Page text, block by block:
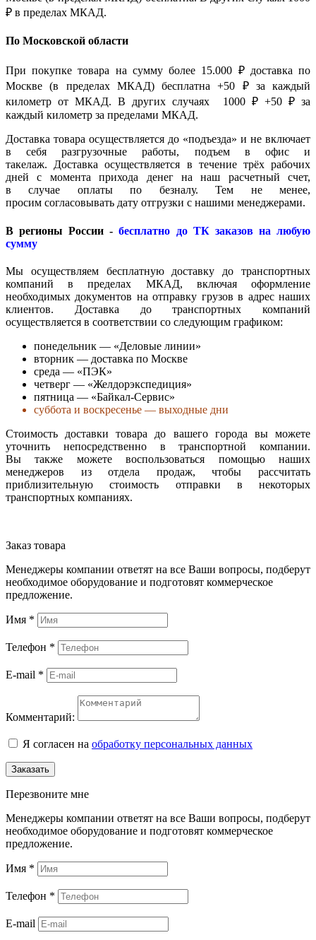
₽ в пределах МКАД.
По Московской области
При покупке товара на сумму более 15.000 ₽ доставка по
Москве (в пределах МКАД) бесплатна +50 ₽ за каждый
километр от МКАД. В других случаях 1000 ₽ +50 ₽ за
каждый километр за пределами МКАД.
Доставка товара осуществляется до «подъезда» и не включает
в себя разгрузочные работы, подъем в офис и
такелаж. Доставка осуществляется в течение трёх рабочих
дней с момента прихода денег на наш расчетный счет,
в случае оплаты по безналу. Тем не менее,
просим согласовывать дату отгрузки с нашими менеджерами.
В регионы России -бесплатно до ТК заказов на любую
сумму
Мы осуществляем бесплатную доставку до транспортных
компаний в пределах МКАД, включая оформление
необходимых документов на отправку грузов в адрес наших
клиентов. Доставка до транспортных компаний
осуществляется в соответствии со следующим графиком:
понедельник — «Деловые линии»
вторник — доставка по Москве
среда — «ПЭК»
четверг — «Желдорэкспедиция»
пятница — «Байкал-Сервис»
суббота и воскресенье — выходные дни
Стоимость доставки товара до вашего города вы можете
уточнить непосредственно в транспортной компании.
Вы также можете воспользоваться помощью наших
менеджеров из отдела продаж, чтобы рассчитать
приблизительную стоимость отправки в некоторых
транспортных компаниях.
Заказ товара
Менеджеры компании ответят на все Ваши вопросы, подберут
необходимое оборудование и подготовят коммерческое
предложение.
Имя *
Телефон *
E-mail *
Комментарий:
Я согласен на обработку персональных данных
Заказать
Перезвоните мне
Менеджеры компании ответят на все Ваши вопросы, подберут
необходимое оборудование и подготовят коммерческое
предложение.
Имя *
Телефон *
E-mail